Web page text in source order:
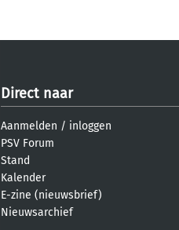
Direct naar
Aanmelden / inloggen
PSV Forum
Stand
Kalender
E-zine (nieuwsbrief)
Nieuwsarchief